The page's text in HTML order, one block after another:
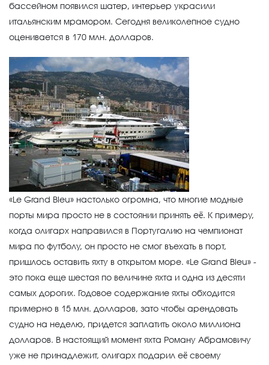
бассейном появился шатер, интерьер украсили
итальянским мрамором. Сегодня великолепное судно
оценивается в 170 млн. долларов.
«Le Grand Bleu» настолько огромна, что многие модные
порты мира просто не в состоянии принять её. К примеру,
когда олигарх направился в Португалию на чемпионат
мира по футболу, он просто не смог въехать в порт,
пришлось оставить яхту в открытом море. «Le Grand Bleu» -
это пока еще шестая по величине яхта и одна из десяти
самых дорогих. Годовое содержание яхты обходится
примерно в 15 млн. долларов, зато чтобы арендовать
судно на неделю, придется заплатить около миллиона
долларов. В настоящий момент яхта Роману Абрамовичу
уже не принадлежит, олигарх подарил её своему